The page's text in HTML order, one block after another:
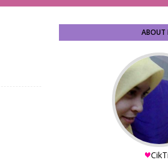
ABOUT